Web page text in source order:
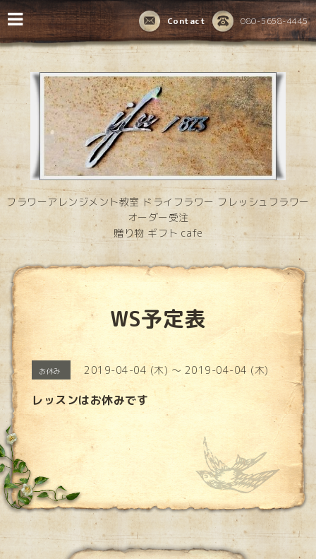
080-5658-4445
Contact
フラワーアレンジメント教室 ドライフラワー フレッシュフラワー
オーダー受注
贈り物 ギフト cafe
WS予定表
お休み 2019-04-04 (木) ～ 2019-04-04 (木)
レッスンはお休みです